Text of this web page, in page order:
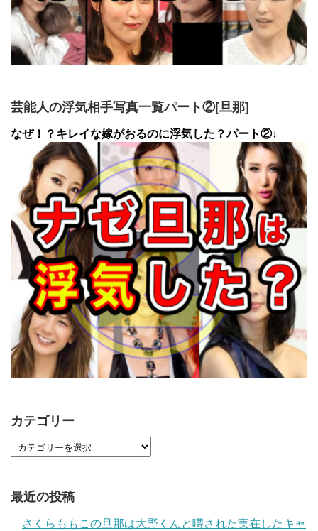
芸能人の浮気相手写真一覧パート②[旦那]
なぜ！？キレイな嫁がおるのに浮気した？パート②↓
カテゴリー
最近の投稿
さくらももこの旦那は大野くんと噂された実在したキャ